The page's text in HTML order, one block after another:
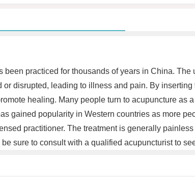
practiced for thousands of years in China.
disrupted, leading to illness and pain. By
healing. Many people turn to acupuncture
gained popularity in Western countries as more
practitioner. The treatment is generally
sure to consult with a qualified acupuncturist to